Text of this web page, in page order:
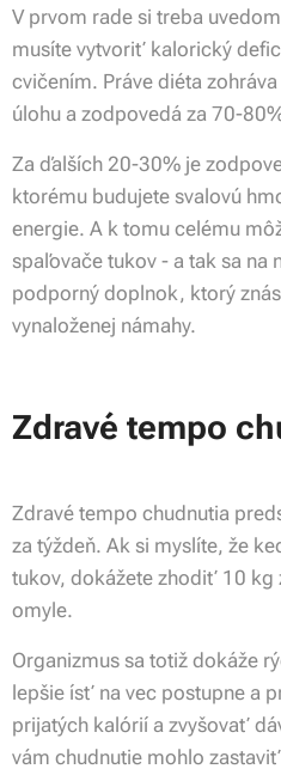
V prvom rade si treba
musíte vytvoriť kalorický
cvičením. Práve diéta
úlohu a zodpovedá za 70-
Za ďalších 20-30% je
ktorému budujete svalovú
energie. A k tomu celému
spaľovače tukov - a tak sa na
podporný doplnok, ktorý
vynaloženej námahy.
Zdravé tempo
Zdravé tempo chudnutia
za týždeň. Ak si myslíte, že
tukov, dokážete zhodiť 10 kg
omyle.
Organizmus sa totiž dokáže
lepšie ísť na vec postupne a
prijatých kalórií a zvyšovať
vám chudnutie mohlo